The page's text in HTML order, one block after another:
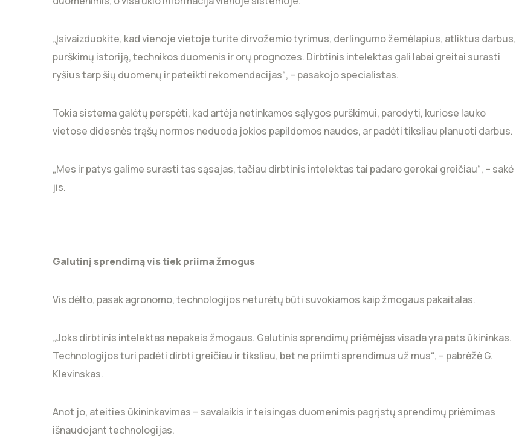
„Įsivaizduokite, kad vienoje vietoje turite dirvožemio tyrimus, derlingumo žemėlapius, atliktus darbus,
purškimų istoriją, technikos duomenis ir orų prognozes. Dirbtinis intelektas gali labai greitai surasti
ryšius tarp šių duomenų ir pateikti rekomendacijas“, – pasakojo specialistas.
Tokia sistema galėtų perspėti, kad artėja netinkamos sąlygos purškimui, parodyti, kuriose lauko
vietose didesnės trąšų normos neduoda jokios papildomos naudos, ar padėti tiksliau planuoti darbus.
„Mes ir patys galime surasti tas sąsajas, tačiau dirbtinis intelektas tai padaro gerokai greičiau“, – sakė
jis.
Galutinį sprendimą vis tiek priima žmogus
Vis dėlto, pasak agronomo, technologijos neturėtų būti suvokiamos kaip žmogaus pakaitalas.
„Joks dirbtinis intelektas nepakeis žmogaus. Galutinis sprendimų priėmėjas visada yra pats ūkininkas.
Technologijos turi padėti dirbti greičiau ir tiksliau, bet ne priimti sprendimus už mus“, – pabrėžė G.
Klevinskas.
Anot jo, ateities ūkininkavimas – savalaikis ir teisingas duomenimis pagrįstų sprendimų priėmimas
išnaudojant technologijas.